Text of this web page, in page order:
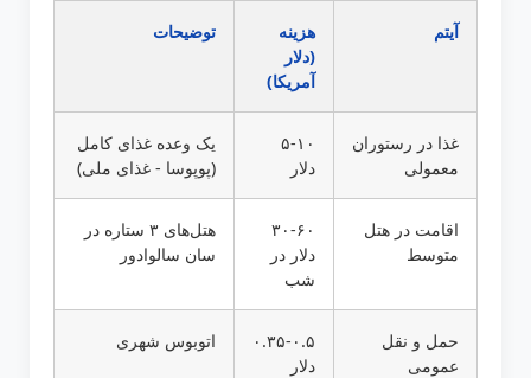
آیتم
هزینه
(دلار
آمریکا)
توضیحات
غذا در رستوران
معمولی
۵-۱۰
دلار
یک وعده غذای کامل
(پوپوسا - غذای ملی)
اقامت در هتل
متوسط
۳۰-۶۰
دلار در
شب
هتل‌های ۳ ستاره در
سان سالوادور
حمل و نقل
عمومی
۰.۳۵-۰.۵
دلار
اتوبوس شهری